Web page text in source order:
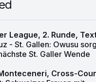
League, 2. Runde,
- St. Gallen: Owusu
St. Galler Wende
Cross-